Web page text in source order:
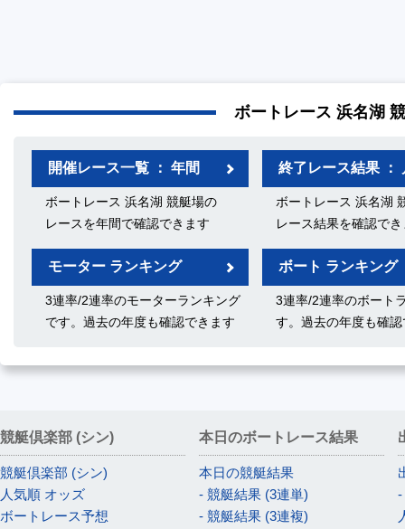
ボートレース 浜名湖
開催レース一覧 ： 年間
ボートレース 浜名湖 競艇場の
レースを年間で確認できます
終了レース結果 ：
ボートレース 浜名湖
レース結果を確認で
モーター ランキング
3連率/2連率のモーターランキング
です。過去の年度も確認できます
ボート ランキング
3連率/2連率のボート
す。過去の年度も確
競艇倶楽部 (シン)
競艇倶楽部 (シン)
人気順 オッズ
ボートレース予想
本日のボートレース結果
本日の競艇結果
- 競艇結果 (3連単)
- 競艇結果 (3連複)
-